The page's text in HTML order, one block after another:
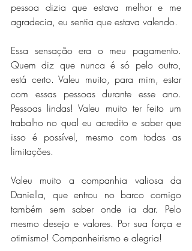
pessoa dizia que estava melhor e me
agradecia, eu sentia que estava valendo.
Essa sensação era o meu pagamento.
Quem diz que nunca é só pelo outro,
está certo. Valeu muito, para mim, estar
com essas pessoas durante esse ano.
Pessoas lindas! Valeu muito ter feito um
trabalho no qual eu acredito e saber que
isso é possível, mesmo com todas as
limitações.
Valeu muito a companhia valiosa da
Daniella, que entrou no barco comigo
também sem saber onde ia dar. Pelo
mesmo desejo e valores. Por sua força e
otimismo! Companheirismo e alegria!